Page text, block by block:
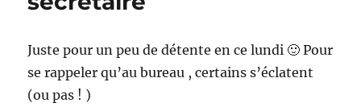
Juste pour un peu de détente en ce lundi 🙂 Pour
se rappeler qu’au bureau , certains s’éclatent
(ou pas ! )